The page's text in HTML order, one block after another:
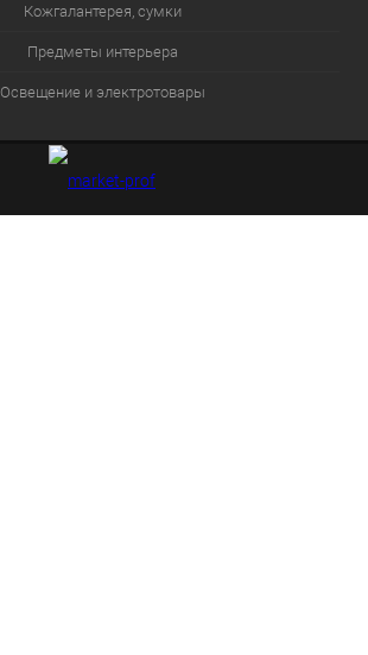
Кожгалантерея, сумки
Предметы интерьера
Освещение и электротовары